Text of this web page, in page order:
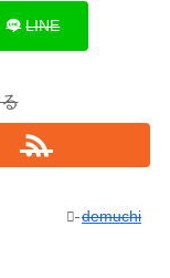
LINE
demuchi